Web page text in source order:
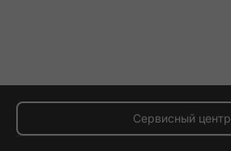
Сервисный центр